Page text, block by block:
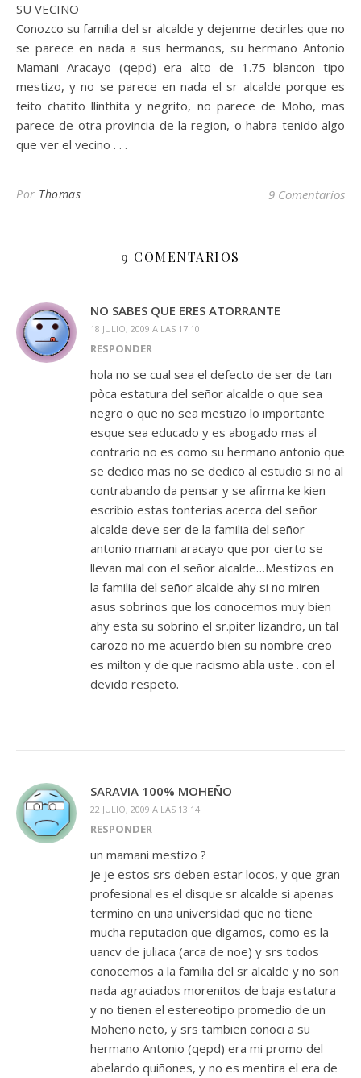
SU VECINO
Conozco su familia del sr alcalde y dejenme decirles que no
se parece en nada a sus hermanos, su hermano Antonio
Mamani Aracayo (qepd) era alto de 1.75 blancon tipo
mestizo, y no se parece en nada el sr alcalde porque es
feito chatito llinthita y negrito, no parece de Moho, mas
parece de otra provincia de la region, o habra tenido algo
que ver el vecino . . .
Por Thomas 9 Comentarios
9 COMENTARIOS
NO SABES QUE ERES ATORRANTE
18 JULIO, 2009 A LAS 17:10
RESPONDER
hola no se cual sea el defecto de ser de tan
pòca estatura del señor alcalde o que sea
negro o que no sea mestizo lo importante
esque sea educado y es abogado mas al
contrario no es como su hermano antonio que
se dedico mas no se dedico al estudio si no al
contrabando da pensar y se afirma ke kien
escribio estas tonterias acerca del señor
alcalde deve ser de la familia del señor
antonio mamani aracayo que por cierto se
llevan mal con el señor alcalde…Mestizos en
la familia del señor alcalde ahy si no miren
asus sobrinos que los conocemos muy bien
ahy esta su sobrino el sr.piter lizandro, un tal
carozo no me acuerdo bien su nombre creo
es milton y de que racismo abla uste . con el
devido respeto.
SARAVIA 100% MOHEÑO
22 JULIO, 2009 A LAS 13:14
RESPONDER
un mamani mestizo ?
je je estos srs deben estar locos, y que gran
profesional es el disque sr alcalde si apenas
termino en una universidad que no tiene
mucha reputacion que digamos, como es la
uancv de juliaca (arca de noe) y srs todos
conocemos a la familia del sr alcalde y no son
nada agraciados morenitos de baja estatura
y no tienen el estereotipo promedio de un
Moheño neto, y srs tambien conoci a su
hermano Antonio (qepd) era mi promo del
abelardo quiñones, y no es mentira el era de